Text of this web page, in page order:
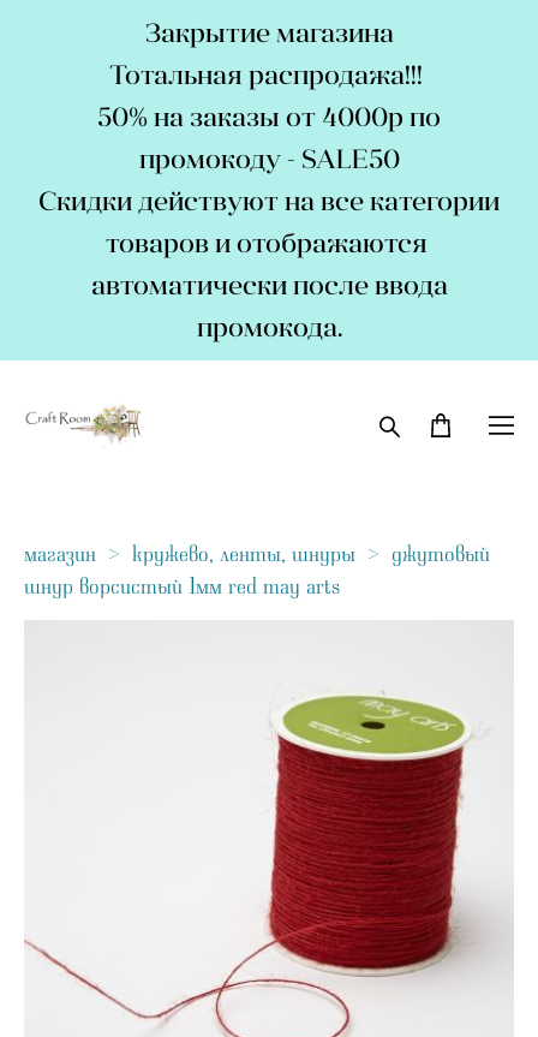
Закрытие магазина
Тотальная распродажа!!!
50% на заказы от 4000р по
промокоду - SALE50
Скидки действуют на все категории
товаров и отображаются
автоматически после ввода
промокода.
магазин > кружево, ленты, шнуры > джутовый
шнур ворсистый 1мм red may arts